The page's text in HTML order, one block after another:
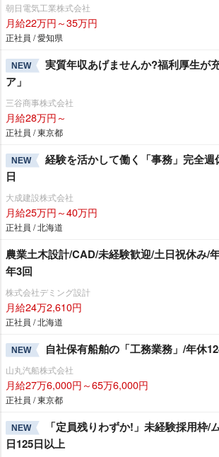
朝日電気工業株式会社
月給22万円～35万円
正社員 / 愛知県
NEW
実質年収あげませんか?福利厚生が
ア」
三谷商事株式会社
月給28万円～
正社員 / 東京都
NEW
経験を活かして働く「事務」完全週
日
大成建設株式会社
月給25万円～40万円
正社員 / 北海道
農業土木設計/CAD/未経験歓迎/土日祝休み/
年3回
株式会社デミング設計
月給24万2,610円
正社員 / 北海道
NEW 自社保有船舶の「工務業務」/年休
山丸汽船株式会社
月給27万6,000円～65万6,000円
正社員 / 東京都
NEW
「定員残りわずか!」未経験採用枠/
日125日以上